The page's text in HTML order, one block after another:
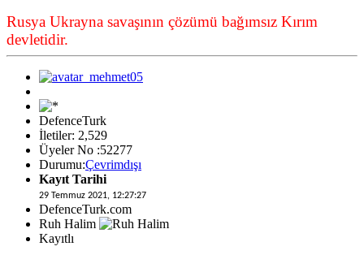
Rusya Ukrayna savaşının çözümü bağımsız Kırım
devletidir.
DefenceTurk
İletiler: 2,529
Üyeler No :52277
Durumu:Çevrimdışı
Kayıt Tarihi
29 Temmuz 2021, 12:27:27
DefenceTurk.com
Ruh Halim
Kayıtlı